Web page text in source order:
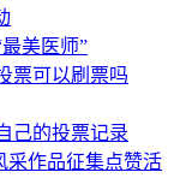
美医师”
票可以刷票吗
己的投票记录
采作品征集点赞活